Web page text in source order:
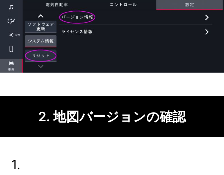
2.地図バージョンの確認
1.